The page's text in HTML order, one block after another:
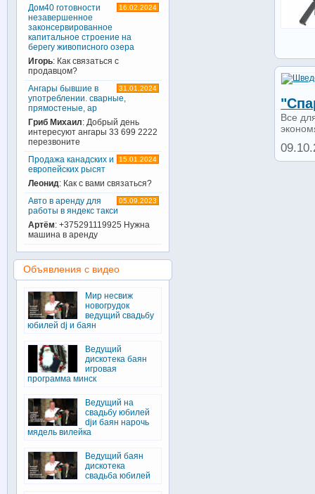
Все
16.02.2024
Дом40 готовности
незавершенное
законсервированное
капитальное строение на
берегу живописного озера
Игорь: Как связаться с
продавцом?
31.01.2024
Ангары бывшие в
употреблении. сварные,
прямостеные, ар
Гриб Михаил: Добрый день
интересуют ангары 33 699 2222
перезвоните
15.01.2024
Продажа канадских и
европейских рысят
Леонид: Как с вами связаться?
05.09.2023
Авто в аренду для
работы в яндекс такси
Артём: +375291119925 Нужна
машина в аренду
Объявления с видео
Мир несвиж
новогрудок
ведущий свадьбу
юбилей dj и баян
Ведущий
дискотека баян
игровая
программа минск
Ведущий на
свадьбу юбилей
djи баян нарочь
мядель вилейка
Ведущий баян
дискотека
свадьба юбилей